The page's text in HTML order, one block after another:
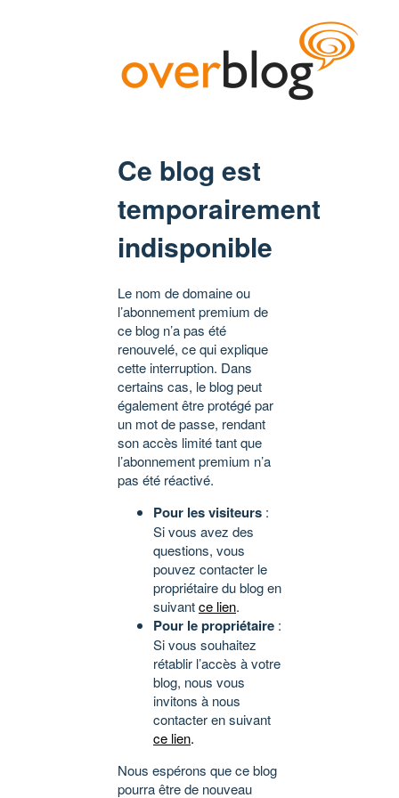
Ce blog est
temporairement
indisponible
Le nom de domaine ou
l’abonnement premium de
ce blog n’a pas été
renouvelé, ce qui explique
cette interruption. Dans
certains cas, le blog peut
également être protégé par
un mot de passe, rendant
son accès limité tant que
l’abonnement premium n’a
pas été réactivé.
Pour les visiteurs :
Si vous avez des
questions, vous
pouvez contacter le
propriétaire du blog en
suivantce lien.
Pour le propriétaire :
Si vous souhaitez
rétablir l’accès à votre
blog, nous vous
invitons à nous
contacter en suivant
ce lien.
Nous espérons que ce blog
pourra être de nouveau